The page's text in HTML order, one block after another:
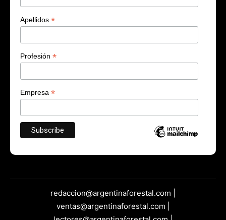
Apellidos *
Profesión *
Empresa *
redaccion@argentinaforestal.com |
ventas@argentinaforestal.com |